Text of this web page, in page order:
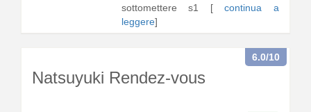
sottomettere s1 [continua a
leggere]
Natsuyuki Rendez-vous
6.0/10